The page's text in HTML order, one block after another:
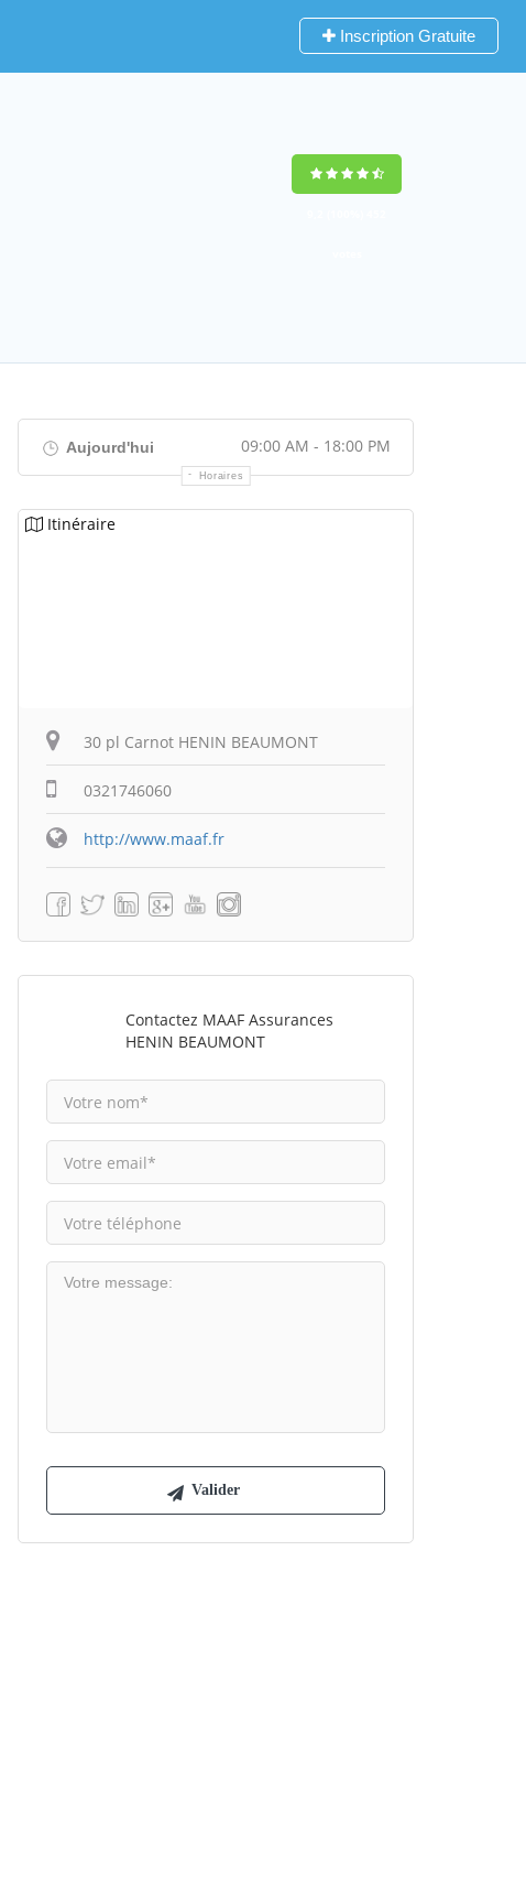
Inscription Gratuite
Aujourd'hui 09:00 AM - 18:00 PM
Horaires
Itinéraire
30 pl Carnot HENIN BEAUMONT
0321746060
http://www.maaf.fr
Contactez MAAF Assurances
HENIN BEAUMONT